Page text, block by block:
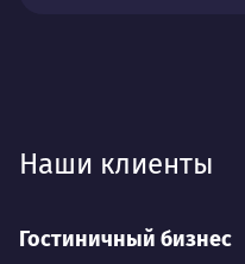
Наши клиенты
Гостиничный бизнес